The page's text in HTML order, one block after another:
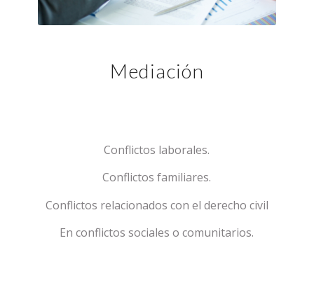
Mediación
Conflictos laborales.
Conflictos familiares.
Conflictos relacionados con el derecho civil
En conflictos sociales o comunitarios.